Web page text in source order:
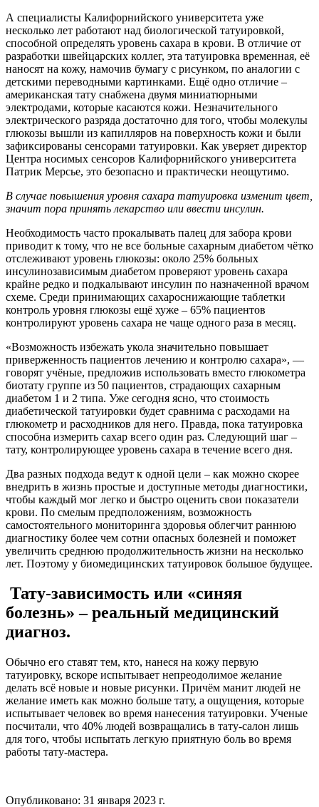
А специалисты Калифорнийского университета уже
несколько лет работают над биологической татуировкой,
способной определять уровень сахара в крови. В отличие от
разработки швейцарских коллег, эта татуировка временная, её
наносят на кожу, намочив бумагу с рисунком, по аналогии с
детскими переводными картинками. Ещё одно отличие –
американская тату снабжена двумя миниатюрными
электродами, которые касаются кожи. Незначительного
электрического разряда достаточно для того, чтобы молекулы
глюкозы вышли из капилляров на поверхность кожи и были
зафиксированы сенсорами татуировки. Как уверяет директор
Центра носимых сенсоров Калифорнийского университета
Патрик Мерсье, это безопасно и практически неощутимо.
В случае повышения уровня сахара татуировка изменит цвет,
значит пора принять лекарство или ввести инсулин.
Необходимость часто прокалывать палец для забора крови
приводит к тому, что не все больные сахарным диабетом чётко
отслеживают уровень глюкозы: около 25% больных
инсулинозависимым диабетом проверяют уровень сахара
крайне редко и подкалывают инсулин по назначенной врачом
схеме. Среди принимающих сахароснижающие таблетки
контроль уровня глюкозы ещё хуже – 65% пациентов
контролируют уровень сахара не чаще одного раза в месяц.
«Возможность избежать укола значительно повышает
приверженность пациентов лечению и контролю сахара», —
говорят учёные, предложив использовать вместо глюкометра
биотату группе из 50 пациентов, страдающих сахарным
диабетом 1 и 2 типа. Уже сегодня ясно, что стоимость
диабетической татуировки будет сравнима с расходами на
глюкометр и расходников для него. Правда, пока татуировка
способна измерить сахар всего один раз. Следующий шаг –
тату, контролирующее уровень сахара в течение всего дня.
Два разных подхода ведут к одной цели – как можно скорее
внедрить в жизнь простые и доступные методы диагностики,
чтобы каждый мог легко и быстро оценить свои показатели
крови. По смелым предположениям, возможность
самостоятельного мониторинга здоровья облегчит раннюю
диагностику более чем сотни опасных болезней и поможет
увеличить среднюю продолжительность жизни на несколько
лет. Поэтому у биомедицинских татуировок большое будущее.
Тату-зависимость или «синяя
болезнь» – реальный медицинский
диагноз.
Обычно его ставят тем, кто, нанеся на кожу первую
татуировку, вскоре испытывает непреодолимое желание
делать всё новые и новые рисунки. Причём манит людей не
желание иметь как можно больше тату, а ощущения, которые
испытывает человек во время нанесения татуировки. Ученые
посчитали, что 40% людей возвращались в тату-салон лишь
для того, чтобы испытать легкую приятную боль во время
работы тату-мастера.
Опубликовано: 31 января 2023 г.